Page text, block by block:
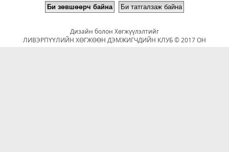
Дизайн болон Хөгжүүлэлтийг
ЛИВЭРПҮҮЛИЙН ХӨГЖӨӨН ДЭМЖИГЧДИЙН КЛУБ © 2017 ОН